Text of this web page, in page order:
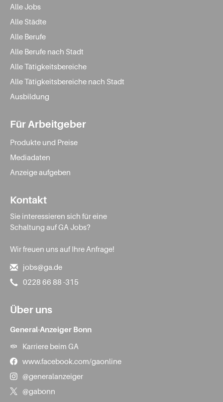
Alle Jobs
Alle Städte
Alle Berufe
Alle Berufe nach Stadt
Alle Tätigkeitsbereiche
Alle Tätigkeitsbereiche nach Stadt
Ausbildung
Für Arbeitgeber
Produkte und Preise
Mediadaten
Anzeige aufgeben
Kontakt
Sie interessieren sich für eine
Schaltung auf GA Jobs?
Wir freuen uns auf Ihre Anfrage!
jobs@ga.de
0228 66 88 -315
Über uns
General-Anzeiger Bonn
Karriere beim GA
www.facebook.com/gaonline
@generalanzeiger
@gabonn